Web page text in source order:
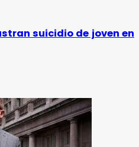
suicidio de joven en